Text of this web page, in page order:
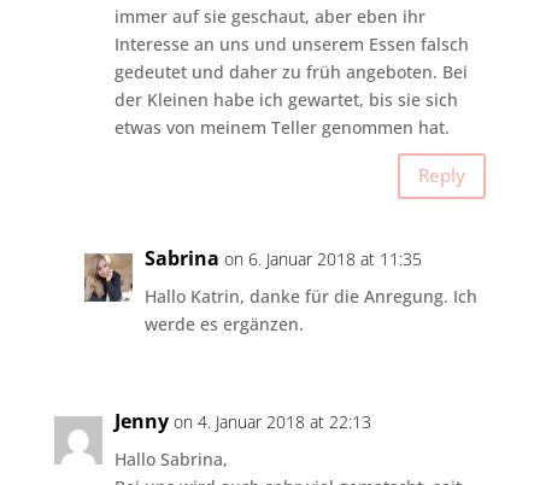
immer auf sie geschaut, aber eben ihr
Interesse an uns und unserem Essen falsch
gedeutet und daher zu früh angeboten. Bei
der Kleinen habe ich gewartet, bis sie sich
etwas von meinem Teller genommen hat.
Reply
Sabrina on 6. Januar 2018 at 11:35
Hallo Katrin, danke für die Anregung. Ich
werde es ergänzen.
Jenny on 4. Januar 2018 at 22:13
Hallo Sabrina,